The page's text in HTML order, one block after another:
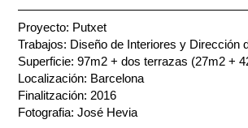
Proyecto: Putxet
Trabajos: Diseño de Interiores y Dirección
Superficie: 97m2 + dos terrazas (27m2 +
Localización: Barcelona
Finalitzación: 2016
Fotografia: José Hevia